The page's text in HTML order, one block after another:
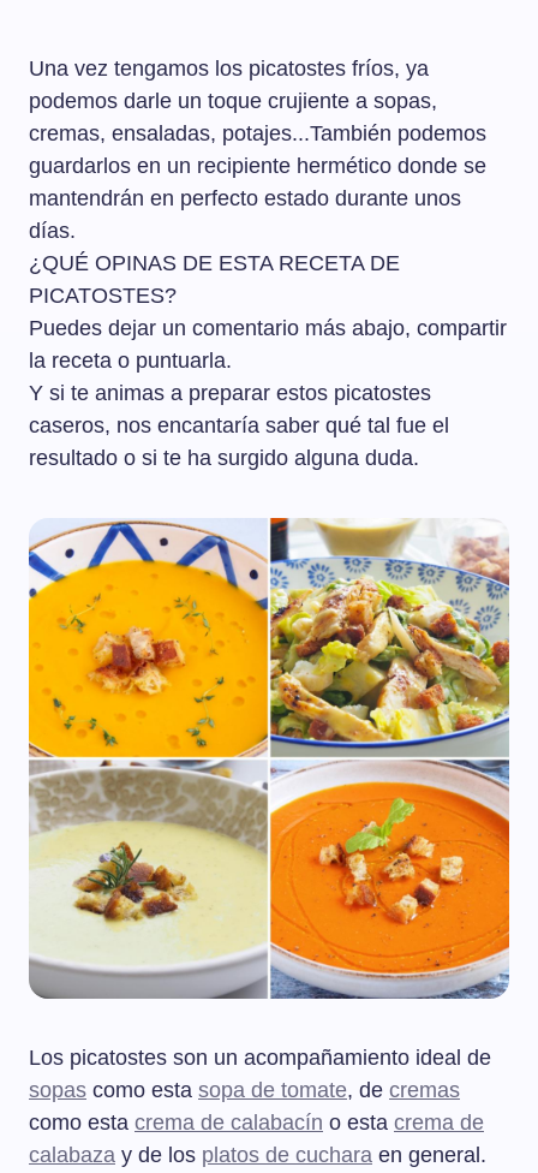
Una vez tengamos los picatostes fríos, ya
podemos darle un toque crujiente a sopas,
cremas, ensaladas, potajes...También podemos
guardarlos en un recipiente hermético donde se
mantendrán en perfecto estado durante unos
días.
¿QUÉ OPINAS DE ESTA RECETA DE
PICATOSTES?
Puedes dejar un comentario más abajo, compartir
la receta o puntuarla.
Y si te animas a preparar estos picatostes
caseros, nos encantaría saber qué tal fue el
resultado o si te ha surgido alguna duda.
Los picatostes son un acompañamiento ideal de
sopas como esta sopa de tomate, de cremas
como esta crema de calabacín o esta crema de
calabaza y de los platos de cuchara en general.